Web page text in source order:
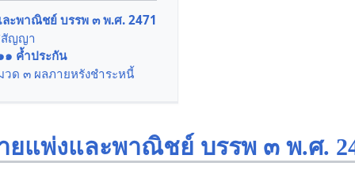
ะพาณิชย์ บรรพ ๓ พ.ศ. 2471
สัญญา
ค้ำประกัน
วด ๓ ผลภายหรังชำระหนี้
ยแพ่งและพาณิชย์ บรรพ ๓ พ.ศ.